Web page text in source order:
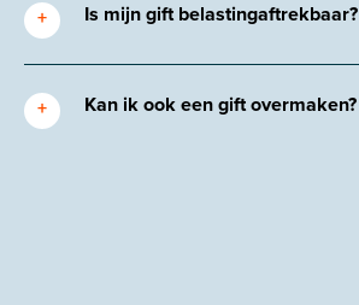
Is mijn gift belastingaftrekbaar?
Kan ik ook een gift overmaken?